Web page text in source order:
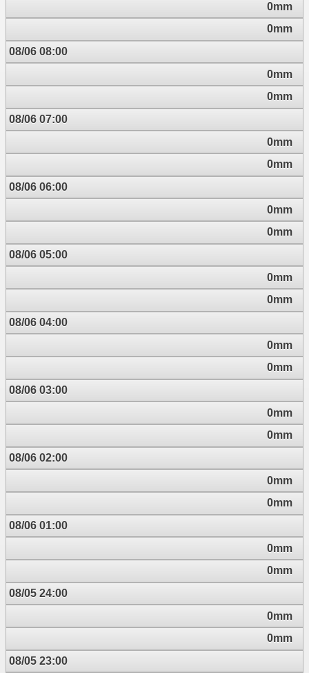
0mm
0mm
08/06 08:00
0mm
0mm
08/06 07:00
0mm
0mm
08/06 06:00
0mm
0mm
08/06 05:00
0mm
0mm
08/06 04:00
0mm
0mm
08/06 03:00
0mm
0mm
08/06 02:00
0mm
0mm
08/06 01:00
0mm
0mm
08/05 24:00
0mm
0mm
08/05 23:00